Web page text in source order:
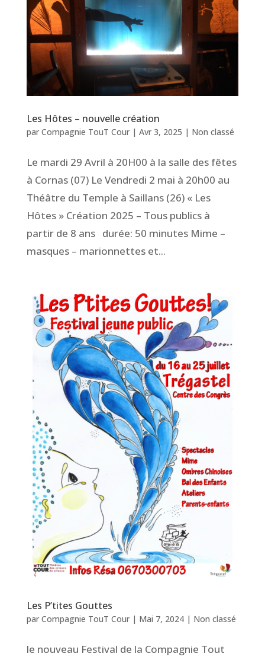
Les Hôtes – nouvelle création
par Compagnie TouT Cour| Avr 3, 2025 | Non classé
Le mardi 29 Avril à 20H00 à la salle des fêtes
à Cornas (07) Le Vendredi 2 mai à 20h00 au
Théâtre du Temple à Saillans (26) « Les
Hôtes » Création 2025 – Tous publics à
partir de 8 ans durée: 50 minutes Mime –
masques – marionnettes et...
Les P’tites Gouttes
par Compagnie TouT Cour| Mai 7, 2024| Non classé
le nouveau Festival de la Compagnie Tout